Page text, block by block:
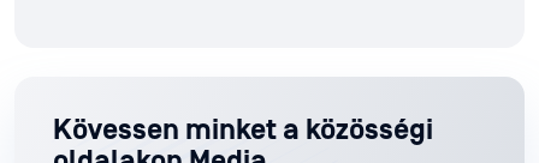
Kövessen minket a közösségi